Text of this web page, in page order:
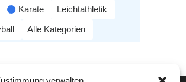
Karate
Leichtathletik
Alle Kategorien